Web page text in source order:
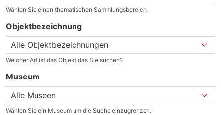
Wählen Sie einen thematischen Sammlungsbereich.
Objektbezeichnung
Welcher Art ist das Objekt das Sie suchen?
Museum
Wählen Sie ein Museum um die Suche einzugrenzen.